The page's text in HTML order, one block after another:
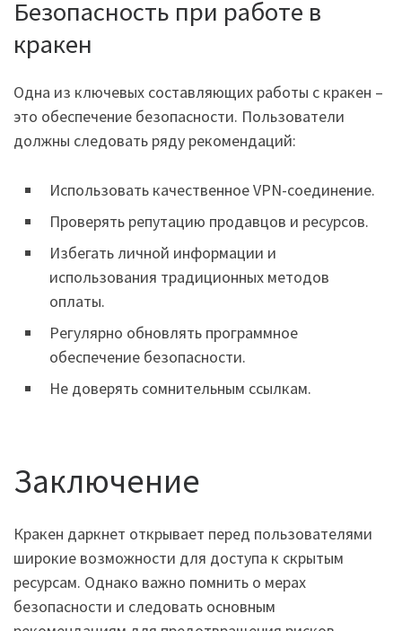
Безопасность при работе в
кракен
Одна из ключевых составляющих работы с кракен –
это обеспечение безопасности. Пользователи
должны следовать ряду рекомендаций:
Использовать качественное VPN-соединение.
Проверять репутацию продавцов и ресурсов.
Избегать личной информации и
использования традиционных методов
оплаты.
Регулярно обновлять программное
обеспечение безопасности.
Не доверять сомнительным ссылкам.
Заключение
Кракен даркнет открывает перед пользователями
широкие возможности для доступа к скрытым
ресурсам. Однако важно помнить о мерах
безопасности и следовать основным